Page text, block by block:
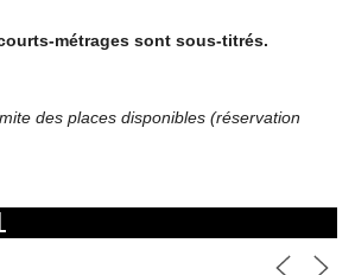
métrages sont sous-titrés.
des places disponibles (réservation